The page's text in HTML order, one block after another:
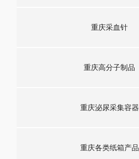
重庆采血针
重庆高分子制品
重庆泌尿采集容器
重庆各类纸箱产品